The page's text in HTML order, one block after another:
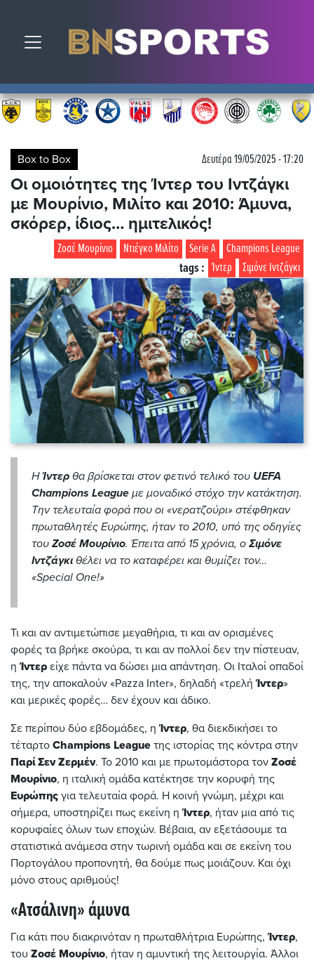
Toggle navigation
Box to Box Δευτέρα 19/05/2025 - 17:20
Οι ομοιότητες της Ίντερ του Ιντζάγκι
με Μουρίνιο, Μιλίτο και 2010: Άμυνα,
σκόρερ, ίδιος… ημιτελικός!
Champions League
Serie A
Ντιέγκο Μιλίτο
Ζοσέ Μουρίνιο
Σιμόνε Ιντζάγκι
Ίντερ
tags :
ΗΊντερ θα βρίσκεται στον φετινό τελικό του UEFA
Champions League με μοναδικό στόχο την κατάκτηση.
Την τελευταία φορά που οι «νερατζούρι» στέφθηκαν
πρωταθλητές Ευρώπης, ήταν το 2010, υπό της οδηγίες
του Ζοσέ Μουρίνιο. Έπειτα από 15 χρόνια, ο Σιμόνε
Ιντζάγκι θέλει να το καταφέρει και θυμίζει τον…
«Special One!»
Τι και αν αντιμετώπισε μεγαθήρια, τι και αν ορισμένες
φορές τα βρήκε σκούρα, τι και αν πολλοί δεν την πίστευαν,
η Ίντερ είχε πάντα να δώσει μια απάντηση. Οι Ιταλοί οπαδοί
της, την αποκαλούν «Pazza Inter», δηλαδή «τρελή Ίντερ»
και μερικές φορές… δεν έχουν και άδικο.
Σε περίπου δύο εβδομάδες, η Ίντερ, θα διεκδικήσει το
τέταρτο Champions League της ιστορίας της κόντρα στην
Παρί Σεν Ζερμέν. Το 2010 και με πρωτομάστορα τον Ζοσέ
Μουρίνιο, η ιταλική ομάδα κατέκτησε την κορυφή της
Ευρώπης για τελευταία φορά. Η κοινή γνώμη, μέχρι και
σήμερα, υποστηρίζει πως εκείνη η Ίντερ, ήταν μια από τις
κορυφαίες όλων των εποχών. Βέβαια, αν εξετάσουμε τα
στατιστικά ανάμεσα στην τωρινή ομάδα και σε εκείνη του
Πορτογάλου προπονητή, θα δούμε πως μοιάζουν. Και όχι
μόνο στους αριθμούς!
«Ατσάλινη» άμυνα
Για κάτι που διακρινόταν η πρωταθλήτρια Ευρώπης, Ίντερ,
του Ζοσέ Μουρίνιο, ήταν η αμυντική της λειτουργία. Άλλοι